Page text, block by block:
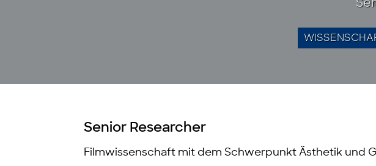
Senior Researcher
Filmwissenschaft mit dem Schwerpunkt Ästhetik und